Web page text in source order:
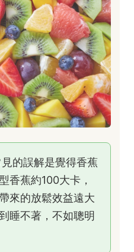
的誤解是覺得香蕉
香蕉約100大卡，
來的放鬆效益遠大
睡不著，不如聰明